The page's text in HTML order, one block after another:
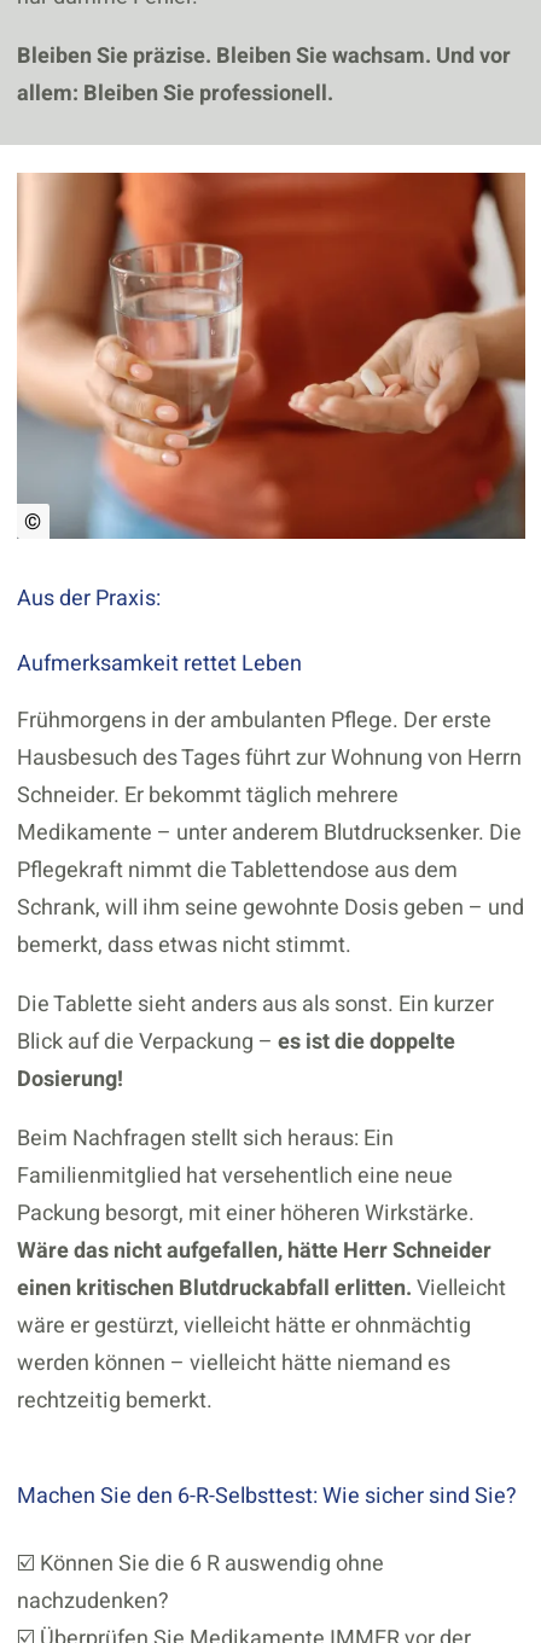
Bleiben Sie präzise. Bleiben Sie wachsam. Und vor
allem: Bleiben Sie professionell.
©
Aus der Praxis:
Aufmerksamkeit rettet Leben
Frühmorgens in der ambulanten Pflege. Der erste
Hausbesuch des Tages führt zur Wohnung von Herrn
Schneider. Er bekommt täglich mehrere
Medikamente – unter anderem Blutdrucksenker. Die
Pflegekraft nimmt die Tablettendose aus dem
Schrank, will ihm seine gewohnte Dosis geben – und
bemerkt, dass etwas nicht stimmt.
Die Tablette sieht anders aus als sonst. Ein kurzer
Blick auf die Verpackung – es ist die doppelte
Dosierung!
Beim Nachfragen stellt sich heraus: Ein
Familienmitglied hat versehentlich eine neue
Packung besorgt, mit einer höheren Wirkstärke.
Wäre das nicht aufgefallen, hätte Herr Schneider
einen kritischen Blutdruckabfall erlitten.Vielleicht
wäre er gestürzt, vielleicht hätte er ohnmächtig
werden können – vielleicht hätte niemand es
rechtzeitig bemerkt.
Machen Sie den 6-R-Selbsttest: Wie sicher sind Sie?
☑️ Können Sie die 6 R auswendig ohne
nachzudenken?